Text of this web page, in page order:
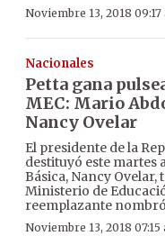
Noviembre 13, 2018 09:17
Nacionales
Petta gana
MEC: Mario
Nancy Ovelar
El presidente de la
destituyó este martes
Básica, Nancy Ovelar,
Ministerio de
reemplazante
Noviembre 13, 2018 07:15